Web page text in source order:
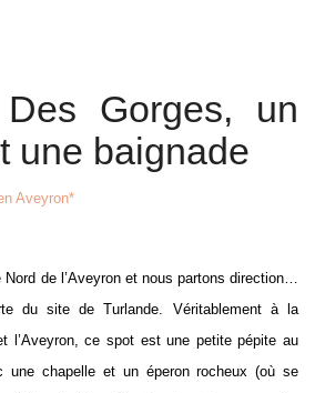
Gorges, un
une baignade
Aveyron*
Nord de l’Aveyron et nous partons direction…
du site de Turlande. Véritablement à la
l’Aveyron, ce spot est une petite pépite au
une chapelle et un éperon rocheux (où se